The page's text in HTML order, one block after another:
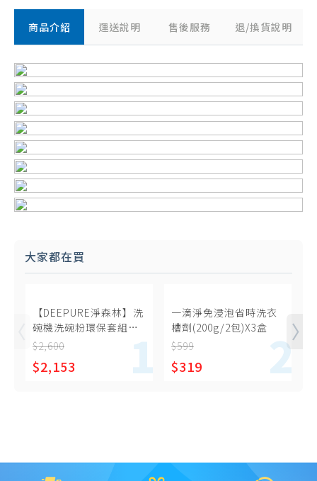
商品介紹 運送說明 售後服務 退/換貨說明
大家都在買
【DEEPURE淨森林】洗
碗機洗碗粉環保套組
（洗碗粉x4、環保分裝
$2,600
$2,153
一滴淨免浸泡省時洗衣
槽劑(200g/2包)X3盒
$599
$319